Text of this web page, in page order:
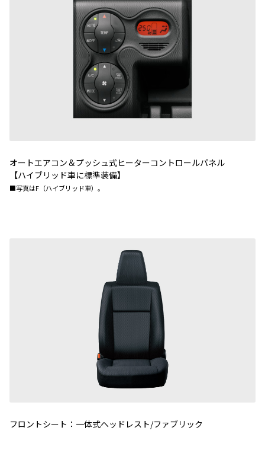
オートエアコン＆プッシュ式ヒーターコントロールパネル
【ハイブリッド車に標準装備】
■写真はF（ハイブリッド車）。
フロントシート：一体式ヘッドレスト/ファブリック